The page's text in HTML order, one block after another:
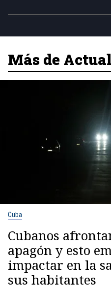
Más de
Cuba
Cubanos
apagón y esto
impactar en la
sus habitantes